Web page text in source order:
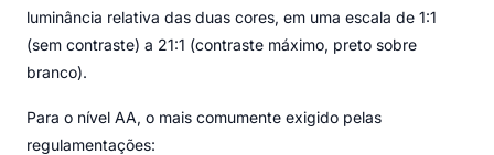
luminância relativa das duas cores, em uma escala de 1:1
(sem contraste) a 21:1 (contraste máximo, preto sobre
branco).
Para o nível AA, o mais comumente exigido pelas
regulamentações: